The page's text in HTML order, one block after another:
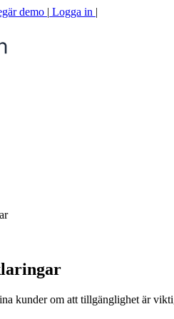
demo | Logga in |
kunder om att tillgänglighet är